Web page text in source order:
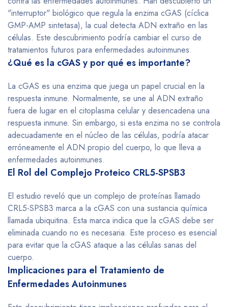
"interruptor" biológico que regula la enzima cGAS (cíclica
GMP-AMP sintetasa), la cual detecta ADN extraño en las
células. Este descubrimiento podría cambiar el curso de
tratamientos futuros para enfermedades autoinmunes.
¿Qué es la cGAS y por qué es importante?
La cGAS es una enzima que juega un papel crucial en la
respuesta inmune. Normalmente, se une al ADN extraño
fuera de lugar en el citoplasma celular y desencadena una
respuesta inmune. Sin embargo, si esta enzima no se controla
adecuadamente en el núcleo de las células, podría atacar
erróneamente el ADN propio del cuerpo, lo que lleva a
enfermedades autoinmunes.
El Rol del Complejo Proteico CRL5-SPSB3
El estudio reveló que un complejo de proteínas llamado
CRL5-SPSB3 marca a la cGAS con una sustancia química
llamada ubiquitina. Esta marca indica que la cGAS debe ser
eliminada cuando no es necesaria. Este proceso es esencial
para evitar que la cGAS ataque a las células sanas del
cuerpo.
Implicaciones para el Tratamiento de
Enfermedades Autoinmunes